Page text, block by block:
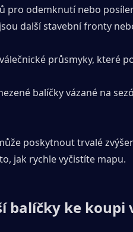
pro odemknutí nebo
další stavební fronty
průsmyky, které
balíčky vázané na
poskytnout trvalé
jak rychle vyčistíte mapu.
balíčky ke koupi